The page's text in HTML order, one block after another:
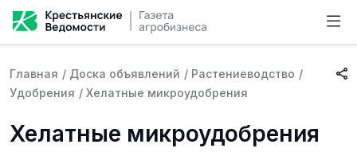
Главная / Доска объявлений / Растениеводство /
Удобрения / Хелатные микроудобрения
Хелатные микроудобрения